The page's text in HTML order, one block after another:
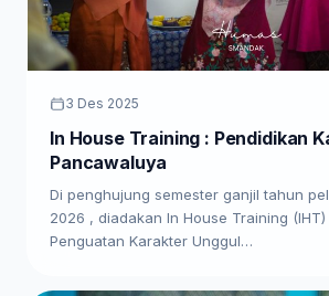
3 Des 2025
In House Training : Pendidikan
Pancawaluya
Di penghujung semester ganjil tahun
2026 , diadakan In House Training
Penguatan Karakter Unggul…